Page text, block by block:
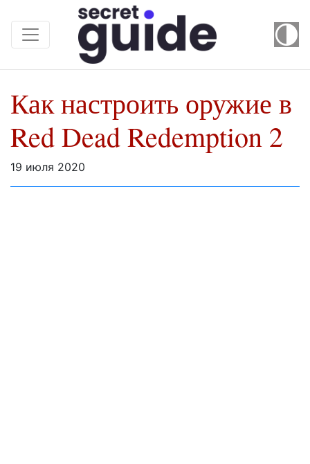
Как настроить оружие в
Red Dead Redemption 2
19 июля 2020